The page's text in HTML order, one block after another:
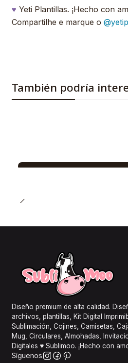
♥ Yeti Plantillas. ¡Hecho con
Compartilhe e marque o
También podría
Diseño premium de alta calidad.
archivos, plantillas, Kit Digital
Sublimación, Cojines, Camisetas,
Mug, Circulares, Almohadas,
Digitales ♥ Sublimoo. ¡Hecho con
Síguenos